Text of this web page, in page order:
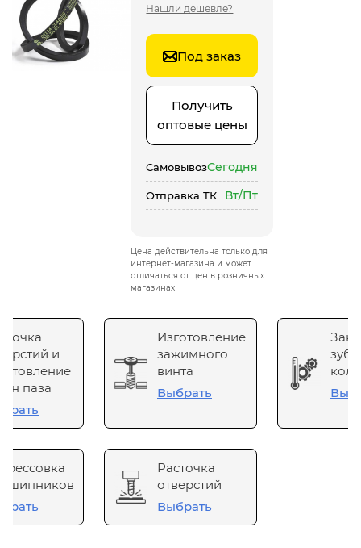
Нашли дешевле?
Под заказ
Получить
оптовые цены
СамовывозСегодня
Отправка ТК Вт/Пт
Цена действительна только для
интернет-магазина и может
отличаться от цен в розничных
магазинах
и
паза
Изготовление
зажимного
винта
Выбрать
Расточка
отверстий
Выбрать